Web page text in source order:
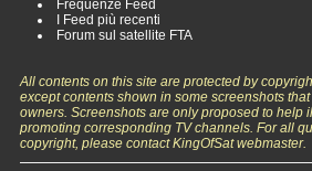
Frequenze Feed
I Feed più recenti
Forum sul satellite FTA
All contents on this site are protected by
except contents shown in some screenshots
owners. Screenshots are only proposed to help
promoting corresponding TV channels. For all
copyright, please contact KingOfSat webmaster.